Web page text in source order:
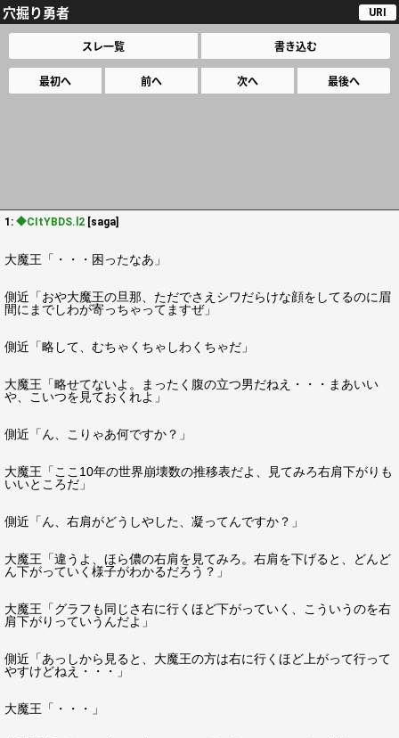
穴掘り勇者 URI
スレ一覧 書き込む
最初へ 前へ 次へ 最後へ
1: ◆CItYBDS.l2 [saga]
大魔王「・・・困ったなあ」
側近「おや大魔王の旦那、ただでさえシワだらけな顔をしてるのに眉
間にまでしわが寄っちゃってますぜ」
側近「略して、むちゃくちゃしわくちゃだ」
大魔王「略せてないよ。まったく腹の立つ男だねえ・・・まあいい
や、こいつを見ておくれよ」
側近「ん、こりゃあ何ですか？」
大魔王「ここ10年の世界崩壊数の推移表だよ、見てみろ右肩下がりも
いいところだ」
側近「ん、右肩がどうしやした、凝ってんですか？」
大魔王「違うよ、ほら儂の右肩を見てみろ。右肩を下げると、どんど
ん下がっていく様子がわかるだろう？」
大魔王「グラフも同じさ右に行くほど下がっていく、こういうのを右
肩下がりっていうんだよ」
側近「あっしから見ると、大魔王の方は右に行くほど上がって行って
やすけどねえ・・・」
大魔王「・・・」